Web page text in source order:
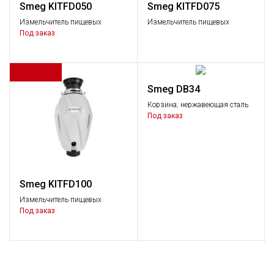
Smeg KITFD050
Измельчитель пищевых
отходов, 0,5 л.с.
Под заказ
Smeg KITFD075
Измельчитель пищевых
Smeg KITFD100
Измельчитель пищевых
отходов, 1,0 л.с.
Под заказ
Smeg DB34
Корзина, нержавеющая сталь
Под заказ